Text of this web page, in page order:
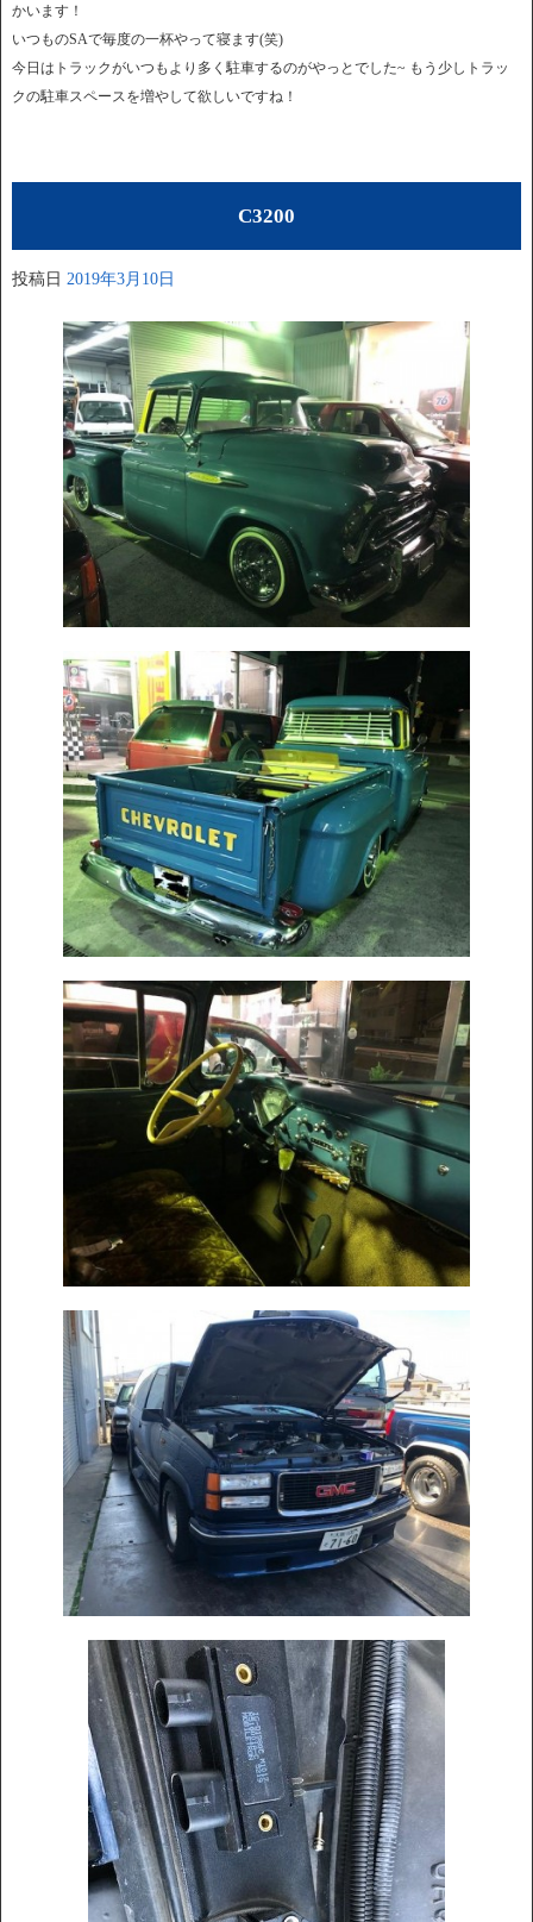
かいます！
いつものSAで毎度の一杯やって寝ます(笑)
今日はトラックがいつもより多く駐車するのがやっとでした~ もう少しトラッ
クの駐車スペースを増やして欲しいですね！
C3200
投稿日 2019年3月10日